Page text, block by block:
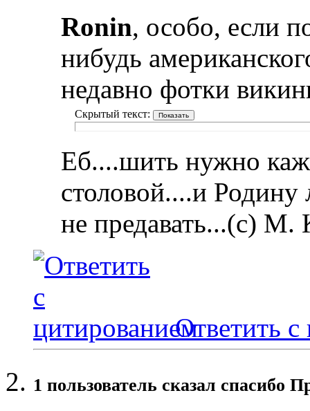
Ronin, особо, если
нибудь
недавно фотки
Скрытый текст:
Еб....шить нужно
столовой....и
не предавать...(с) М.
Ответить с
1 пользователь сказал cпасибо